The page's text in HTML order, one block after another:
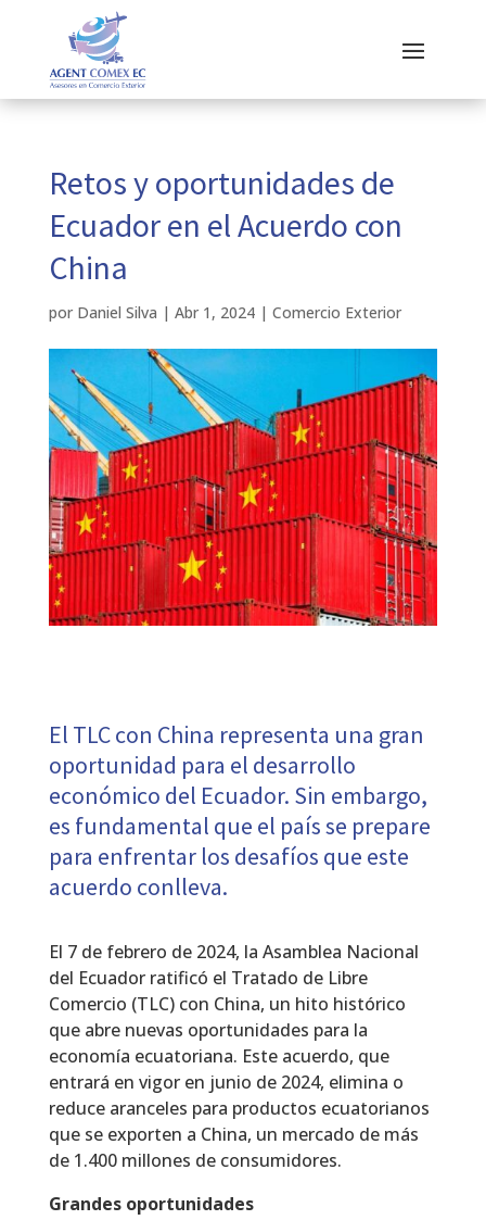
Retos y oportunidades de
Ecuador en el Acuerdo con
China
por Daniel Silva | Abr 1, 2024| Comercio Exterior
El TLC con China representa una gran
oportunidad para el desarrollo
económico del Ecuador. Sin embargo,
es fundamental que el país se prepare
para enfrentar los desafíos que este
acuerdo conlleva.
El 7 de febrero de 2024, la Asamblea Nacional
del Ecuador ratificó el Tratado de Libre
Comercio (TLC) con China, un hito histórico
que abre nuevas oportunidades para la
economía ecuatoriana. Este acuerdo, que
entrará en vigor en junio de 2024, elimina o
reduce aranceles para productos ecuatorianos
que se exporten a China, un mercado de más
de 1.400 millones de consumidores.
Grandes oportunidades